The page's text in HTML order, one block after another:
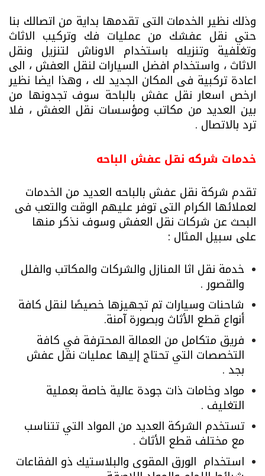
وذلك نظير الخدمات التى تقدمها بداية من اتصالك بنا
حتي نقل عفشك من عمليات فك وتركيب الاثاث
وتغلفية وتنزيله باستخدام الاوناش لتنزيل ونقل
الاثاث ، واستخدام افضل السيارات لنقل العفش ، الى
اعادة تركبية فى المكان الجديد لك ، وهذا ايضا نظير
ارخص اسعار نقل عفش بالباحة سوف تجدونها من
بين العديد من مكاتب ومؤسسات نقل العفش ، فلا
ترد بالاتصال .
خدمات شركه نقل عفش الباحه
تقدم شركة نقل عفش بالباحه العديد من الخدمات
لعملائها الكرام التى توفر عليهم الوقت والتعب فى
البحث عن شركات نقل العفش وسوف نذكر منها
على سبيل المثال :
خدمة نقل اثا المنازل والشركات والمكاتب والفلل
والقصور .
شاحنات وسيارات تم تجهيزها خصيصًا لنقل كافة
أنواع قطع الأثاث وبصورة آمنة.
فريق متكامل من العمالة المحترفة في كافة
التخصصات التي تحتاج إليها عمليات نقل عفش
بجد .
مواد وخامات ذات جودة عالية خاصة بعملية
التغليف .
تستخدم الشركة العديد من المواد التي تتناسب
مع مختلف قطع الأثاث .
استخدام الورق المقوى والبلاستيك ذو الفقاعات